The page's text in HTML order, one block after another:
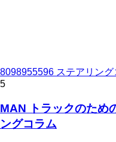
8098955596 ステアリング
5
MAN トラックのため
ングコラム